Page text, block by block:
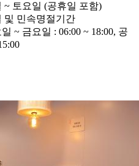
~ 토요일 (공휴일 포함)
및 민속명절기간
~ 금요일 : 06:00 ~ 18:00, 공